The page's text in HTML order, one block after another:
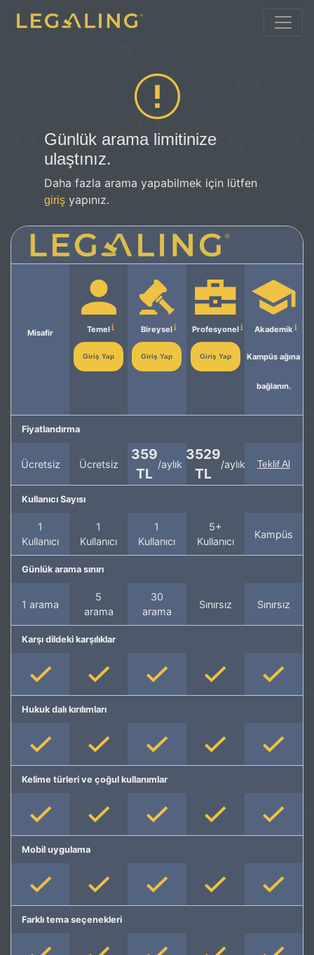
Günlük arama limitinize
ulaştınız.
Daha fazla arama yapabilmek için lütfen
giriş yapınız.
Misafir Temel
Giriş Yap
Bireysel
Giriş Yap
Profesyonel
Giriş Yap
Akademik
Kampüs ağına
bağlanın.
Fiyatlandırma
Ücretsiz Ücretsiz
359
TL
/aylık
3529
TL
/aylık Teklif Al
Kullanıcı Sayısı
1
Kullanıcı
1
Kullanıcı
1
Kullanıcı
5+
Kullanıcı
Kampüs
Günlük arama sınırı
1 arama
5
arama
30
arama
Sınırsız Sınırsız
Karşı dildeki karşılıklar
Hukuk dalı kırılımları
Kelime türleri ve çoğul kullanımlar
Mobil uygulama
Farklı tema seçenekleri